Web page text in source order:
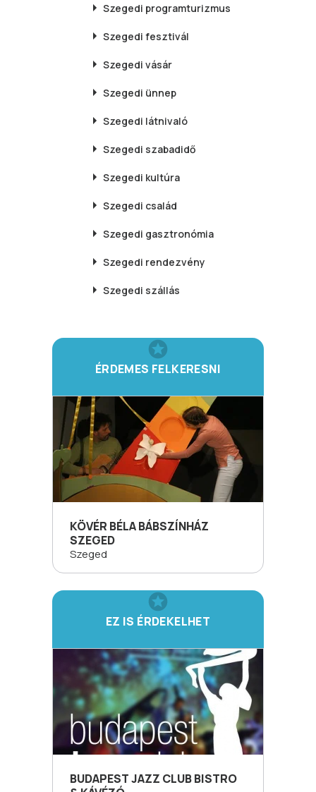
Szegedi programturizmus
Szegedi fesztivál
Szegedi vásár
Szegedi ünnep
Szegedi látnivaló
Szegedi szabadidő
Szegedi kultúra
Szegedi család
Szegedi gasztronómia
Szegedi rendezvény
Szegedi szállás
ÉRDEMES FELKERESNI
KÖVÉR BÉLA BÁBSZÍNHÁZ
SZEGED
Szeged
EZ IS ÉRDEKELHET
BUDAPEST JAZZ CLUB BISTRO